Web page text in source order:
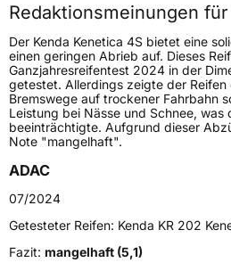
Höchstgeschwindigkeit
240 km/h
Lastindex94
Höchstlast670 kg
Generelle Merkmale
Fahrzeugtyp
Verwendung
ModellnameKR 202 Kenetica 4S
FahrzeugartPKW & SUV
Redaktionsmeinungen
Der Kenda Kenetica 4S bietet eine
einen geringen Abrieb auf. Dieses
Ganzjahresreifentest 2024 in der
getestet. Allerdings zeigte der
Bremswege auf trockener Fahrbahn
Leistung bei Nässe und Schnee, was
beeinträchtigte. Aufgrund dieser
Note "mangelhaft".
ADAC
07/2024
Getesteter Reifen: Kenda KR 202
Fazit: mangelhaft (5,1)